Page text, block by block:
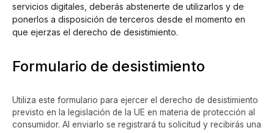
servicios digitales, deberás abstenerte de utilizarlos y de
ponerlos a disposición de terceros desde el momento en
que ejerzas el derecho de desistimiento.
Formulario de desistimiento
Utiliza este formulario para ejercer el derecho de desistimiento
previsto en la legislación de la UE en materia de protección al
consumidor. Al enviarlo se registrará tu solicitud y recibirás una